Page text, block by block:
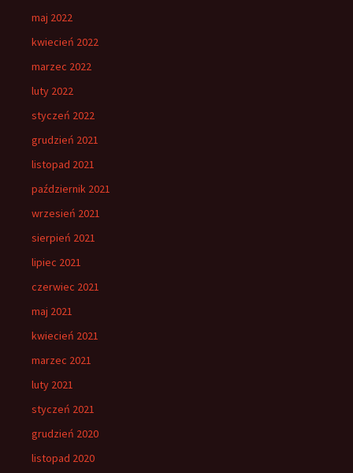
maj 2022
kwiecień 2022
marzec 2022
luty 2022
styczeń 2022
grudzień 2021
listopad 2021
październik 2021
wrzesień 2021
sierpień 2021
lipiec 2021
czerwiec 2021
maj 2021
kwiecień 2021
marzec 2021
luty 2021
styczeń 2021
grudzień 2020
listopad 2020